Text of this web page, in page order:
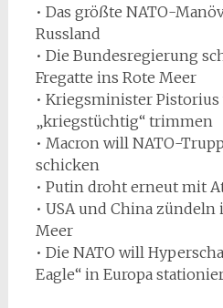
• Das größte NATO-
Russland
• Die Bundesregierung
Fregatte ins Rote Meer
• Kriegsminister
„kriegstüchtig“ trimmen
• Macron will NATO-
schicken
• Putin droht erneut mit
• USA und China
Meer
• Die NATO will
Eagle“ in Europa